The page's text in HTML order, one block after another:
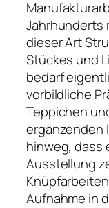
Jahrhunderts
dieser Art
Stückes und
bedarf
vorbildliche
Teppichen
ergänzenden
hinweg, dass
Ausstellung
Aufnahme in